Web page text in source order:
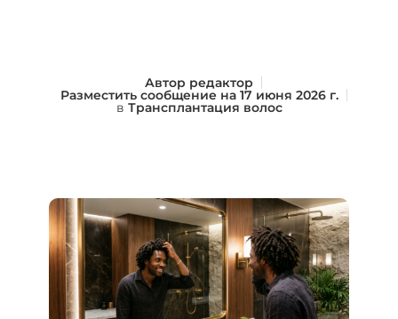
Автор редактор
Разместить сообщение на17 июня 2026 г.
в Трансплантация волос